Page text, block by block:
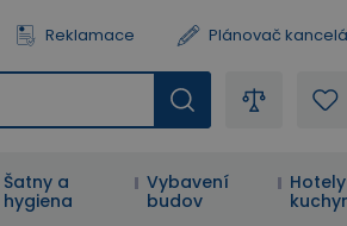
Reklamace Plánovač
Šatny a
hygiena
Vybavení
budov